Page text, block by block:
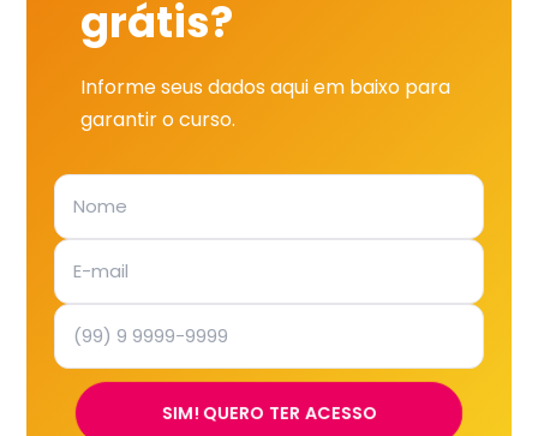
grátis?
Informe seus dados aqui em baixo para
garantir o curso.
SIM! QUERO TER ACESSO